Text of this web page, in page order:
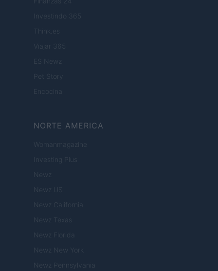
Investindo 365
Think.es
Viajar 365
ES Newz
Pet Story
Encocina
NORTE AMERICA
Womanmagazine
Investing Plus
Newz
Newz US
Newz California
Newz Texas
Newz Florida
Newz New York
Newz Pennsylvania